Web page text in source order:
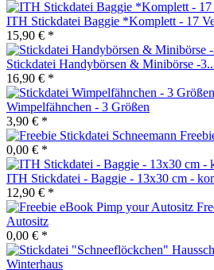
ITH Stickdatei Baggie *Komplett - 17
15,90 € *
Stickdatei Handybörsen & Minibörse -
16,90 € *
Wimpelfähnchen - 3 Größen
3,90 € *
0,00 € *
ITH Stickdatei - Baggie - 13x30 cm -
12,90 € *
Autositz
0,00 € *